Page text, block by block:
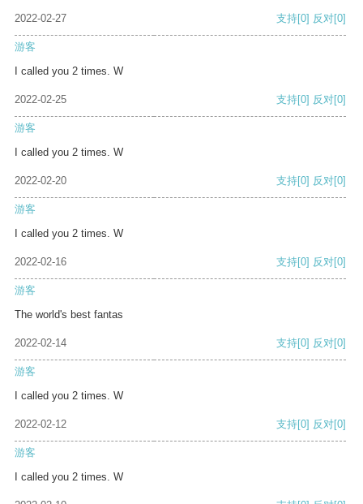
2022-02-27 支持[0] 反对[0]
游客
I called you 2 times. W
2022-02-25 支持[0] 反对[0]
游客
I called you 2 times. W
2022-02-20 支持[0] 反对[0]
游客
I called you 2 times. W
2022-02-16 支持[0] 反对[0]
游客
The world's best fantas
2022-02-14 支持[0] 反对[0]
游客
I called you 2 times. W
2022-02-12 支持[0] 反对[0]
游客
I called you 2 times. W